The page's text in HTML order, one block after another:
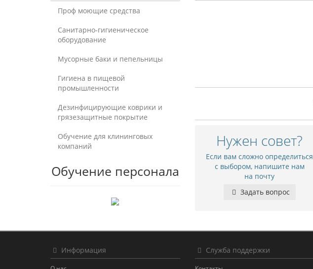
Проф моющие средства
Санитарно-гигиеническое
оборудование
Мусорные баки и пепельницы
Гигиена в пищевой
промышленности
Дезинфицирующие коврики и
грязезащитные покрытие
Обучение для клининговых
компаний
Обучение персонала
Нужен совет?
Если вам сложно определиться
с выбором, напишите нам
на почту
Задать вопрос
Информация Служба поддержки